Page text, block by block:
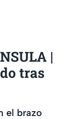
|
tras
el brazo